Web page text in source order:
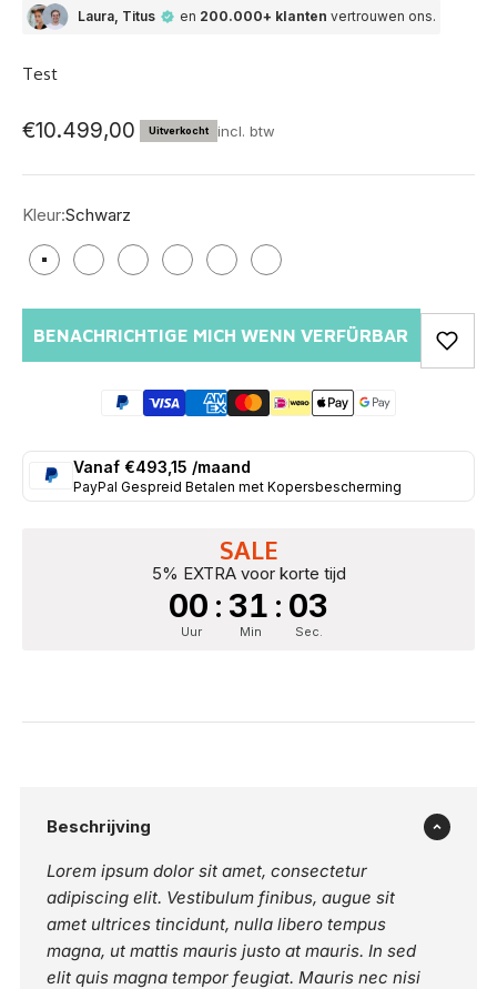
Laura, Titus en 200.000+ klanten vertrouwen ons.
Test
Aanbod
€10.499,00 Uitverkocht incl. btw
Kleur:Schwarz
SchwarzWeiß Rot BraunHellgrau
Grün
BENACHRICHTIGE MICH WENN VERFÜRBAR
Vanaf €493,15 /maand
PayPal Gespreid Betalen met Kopersbescherming
SALE
5% EXTRA voor korte tijd
00 : 31 : 02
Uur Min Sec.
Beschrijving
Lorem ipsum dolor sit amet, consectetur
adipiscing elit. Vestibulum finibus, augue sit
amet ultrices tincidunt, nulla libero tempus
magna, ut mattis mauris justo at mauris. In sed
elit quis magna tempor feugiat. Mauris nec nisi